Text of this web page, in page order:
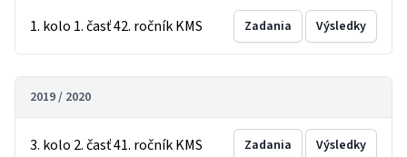
1. kolo 1. časť 42. ročník KMS Zadania Výsledky
2019 / 2020
3. kolo 2. časť 41. ročník KMS Zadania Výsledky